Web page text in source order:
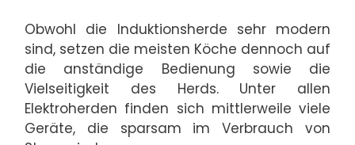
Obwohl die Induktionsherde sehr modern
sind, setzen die meisten Köche dennoch auf
die anständige Bedienung sowie die
Vielseitigkeit des Herds. Unter allen
Elektroherden finden sich mittlerweile viele
Geräte, die sparsam im Verbrauch von